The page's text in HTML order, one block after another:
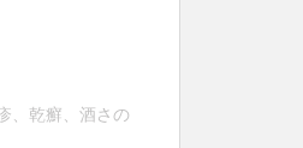
、乾癬、酒さの